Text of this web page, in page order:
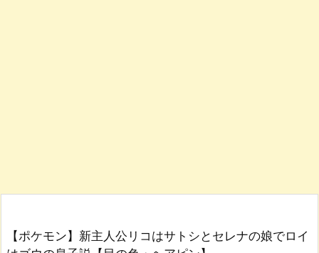
【ポケモン】新主人公リコはサトシとセレナの娘でロイ